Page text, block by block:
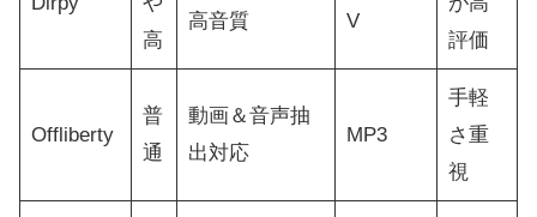
高
高音質 V
評価
Offliberty
普
通
動画＆音声抽
出対応
MP3
手軽
さ重
視